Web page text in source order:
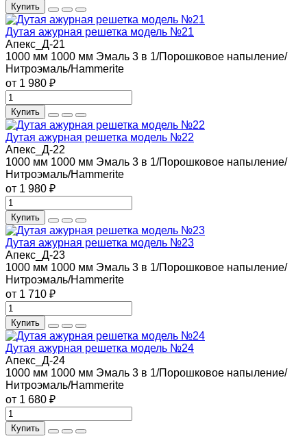
Купить
Дутая ажурная решетка модель №21
Апекс_Д-21
1000 мм 1000 мм Эмаль 3 в 1/Порошковое напыление/
Нитроэмаль/Hammerite
от 1 980 ₽
Купить
Дутая ажурная решетка модель №22
Апекс_Д-22
1000 мм 1000 мм Эмаль 3 в 1/Порошковое напыление/
Нитроэмаль/Hammerite
от 1 980 ₽
Купить
Дутая ажурная решетка модель №23
Апекс_Д-23
1000 мм 1000 мм Эмаль 3 в 1/Порошковое напыление/
Нитроэмаль/Hammerite
от 1 710 ₽
Купить
Дутая ажурная решетка модель №24
Апекс_Д-24
1000 мм 1000 мм Эмаль 3 в 1/Порошковое напыление/
Нитроэмаль/Hammerite
от 1 680 ₽
Купить